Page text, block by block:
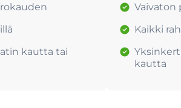
kautta tai
Vaivaton
Kaikki
kautta